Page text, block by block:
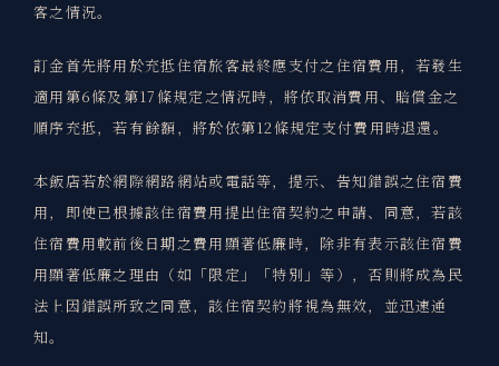
客之情況。
訂金首先將用於充抵住宿旅客最終應支付之住宿費用，若發生
適用第6條及第17條規定之情況時，將依取消費用、賠償金之
順序充抵，若有餘額，將於依第12條規定支付費用時退還。
本飯店若於網際網路網站或電話等，提示、告知錯誤之住宿費
用，即使已根據該住宿費用提出住宿契約之申請、同意，若該
住宿費用較前後日期之費用顯著低廉時，除非有表示該住宿費
用顯著低廉之理由（如「限定」「特別」等），否則將成為民
法上因錯誤所致之同意，該住宿契約將視為無效，並迅速通
知。